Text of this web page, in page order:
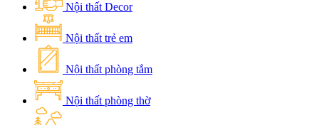
Nội thất Decor
Nội thất trẻ em
Nội thất phòng tắm
Nội thất phòng thờ